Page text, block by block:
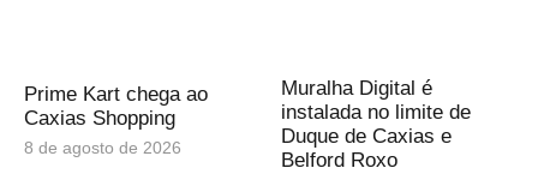
Prime Kart chega ao
Caxias Shopping
8 de agosto de 2026
Muralha Digital é
instalada no limite de
Duque de Caxias e
Belford Roxo